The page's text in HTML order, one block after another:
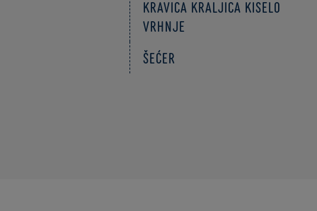
Kravica Kraljica kiselo
vrhnje
šećer